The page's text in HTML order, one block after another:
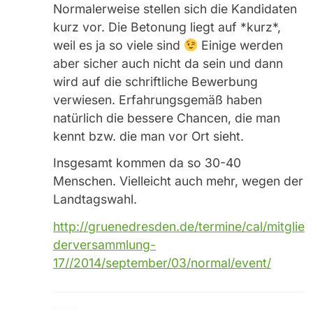
Normalerweise stellen sich die Kandidaten
kurz vor. Die Betonung liegt auf *kurz*,
weil es ja so viele sind
Einige werden
aber sicher auch nicht da sein und dann
wird auf die schriftliche Bewerbung
verwiesen. Erfahrungsgemäß haben
natürlich die bessere Chancen, die man
kennt bzw. die man vor Ort sieht.
Insgesamt kommen da so 30-40
Menschen. Vielleicht auch mehr, wegen der
Landtagswahl.
http://gruenedresden.de/termine/cal/mitglie
derversammlung-
17//2014/september/03/normal/event/